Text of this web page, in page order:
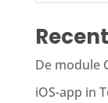
De module
iOS-app in